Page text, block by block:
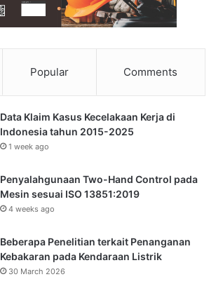
Popular Comments
Data Klaim Kasus Kecelakaan Kerja di
Indonesia tahun 2015-2025
1 week ago
Penyalahgunaan Two-Hand Control pada
Mesin sesuai ISO 13851:2019
4 weeks ago
Beberapa Penelitian terkait Penanganan
Kebakaran pada Kendaraan Listrik
30 March 2026